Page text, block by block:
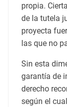
propia.
de la tutela
proyecta
las que no
Sin esta
garantía de
derecho
según el